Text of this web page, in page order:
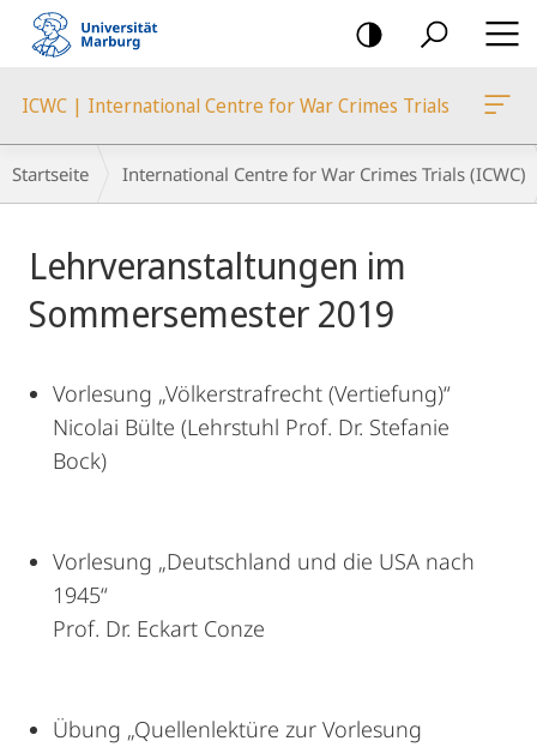
Mobile-
Navigation
ICWC | International Centre for War Crimes Trials
Breadcrumb-
Navigation
Startseite International Centre for War Crimes Trials (ICWC)
Lehrveranstaltungen im
Sommersemester 2019
Vorlesung „Völkerstrafrecht (Vertiefung)“
Nicolai Bülte (Lehrstuhl Prof. Dr. Stefanie
Bock)
Vorlesung „Deutschland und die USA nach
1945“
Prof. Dr. Eckart Conze
Übung „Quellenlektüre zur Vorlesung